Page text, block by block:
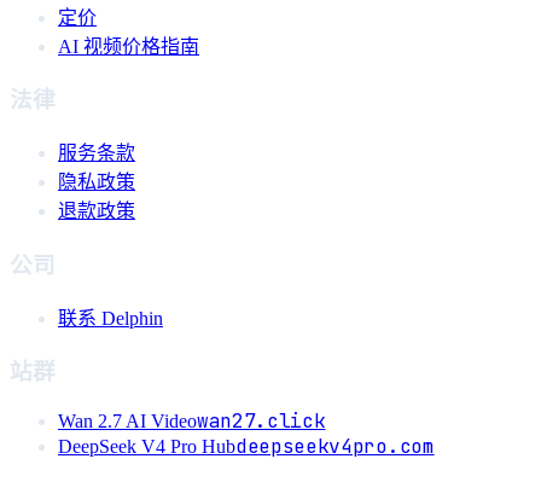
定价
AI 视频价格指南
法律
服务条款
隐私政策
退款政策
公司
联系 Delphin
站群
Wan 2.7 AI Videowan27.click
DeepSeek V4 Pro Hubdeepseekv4pro.com